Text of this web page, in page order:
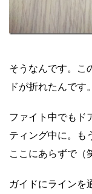
そうなんです。こ
ドが折れたんです
ファイト中でもド
ティング中に。も
ここにあらずで（
ガイドにラインを